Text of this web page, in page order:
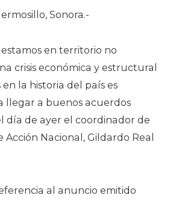
Sonora.-
en territorio no
crisis económica y estructural
la historia del país es
llegar a buenos acuerdos
día de ayer el coordinador de
Acción Nacional, Gildardo Real
al anuncio emitido